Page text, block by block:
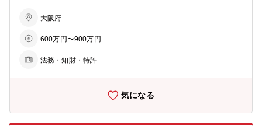
容】 ■各種契約の審査、起草（日文・英文）、及び交渉支援（日：英
る法令調査・契約スキーム提案 ■ビジネス問題の相談対応、法務サポ
争・訴訟対応 ■企業の買収、合弁設立の業務（国内および海外） ■
ルマインド啓蒙、教育 ■契約書保管・有効期限管理 【業務の魅力】 ■
大阪府
600万円〜900万円
法務・知財・特許
気になる